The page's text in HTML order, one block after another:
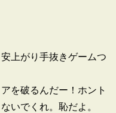
上がり手抜きゲームつ
を破るんだー！ホント
いでくれ。恥だよ。